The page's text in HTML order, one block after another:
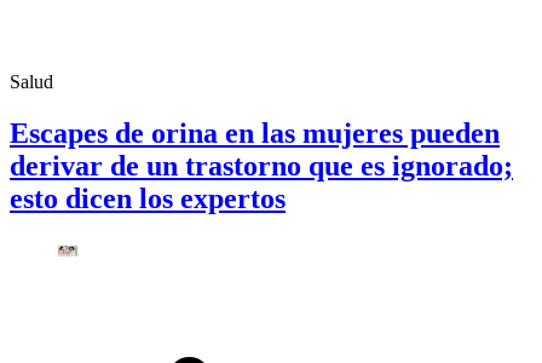
Salud
Escapes de orina en las mujeres pueden
derivar de un trastorno que es ignorado;
esto dicen los expertos